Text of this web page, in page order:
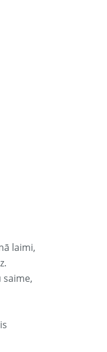
laimi,
saime,